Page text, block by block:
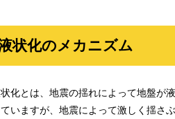
状化のメカニズム
化とは、地震の揺れによって地盤が
いますが、地震によって激しく揺さ